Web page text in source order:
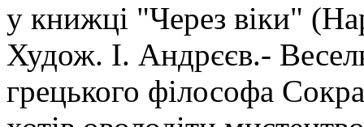
у книжці "Через віки"
Худож. І. Андрєєв.-
грецького філософа